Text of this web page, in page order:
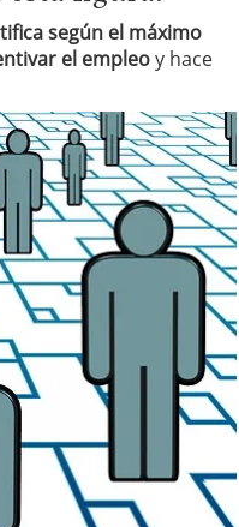
según el máximo
el empleoy hace